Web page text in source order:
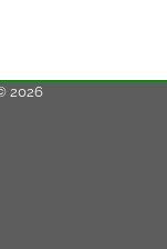
2026